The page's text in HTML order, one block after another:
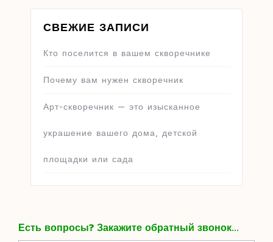
СВЕЖИЕ ЗАПИСИ
Кто поселится в вашем скворечнике
Почему вам нужен скворечник
Арт-скворечник — это изысканное
украшение вашего дома, детской
площадки или сада
Есть вопросы? Закажите обратный звонок...